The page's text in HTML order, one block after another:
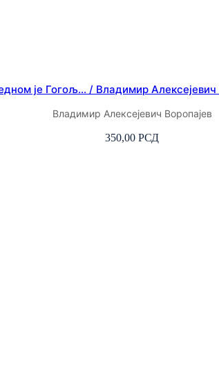
је Гогољ… / Владимир Алексејевич
Владимир Алексејевич Воропајев
350,00 РСД